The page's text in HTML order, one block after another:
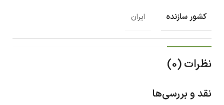
کشور سازنده ایران
نظرات (0)
نقد و بررسی‌ها